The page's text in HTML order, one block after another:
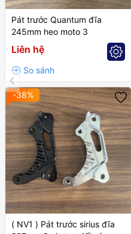
Pát trước Quantum đĩa
245mm heo moto 3
Liên hệ
-38%
( NV1 ) Pát trước sirius đĩa